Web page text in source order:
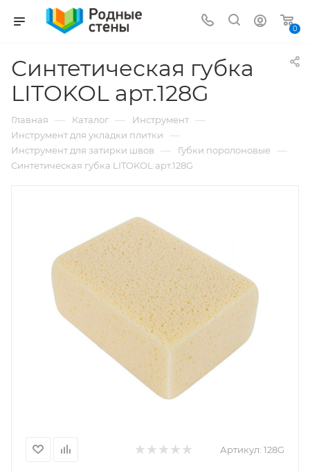
0
Синтетическая губка
LITOKOL арт.128G
Главная — Каталог — Инструмент —
Инструмент для укладки плитки —
Инструмент для затирки швов — Губки поролоновые —
Синтетическая губка LITOKOL арт.128G
Артикул: 128G